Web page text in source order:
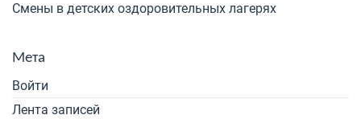
Смены в детских оздоровительных лагерях
Мета
Войти
Лента записей